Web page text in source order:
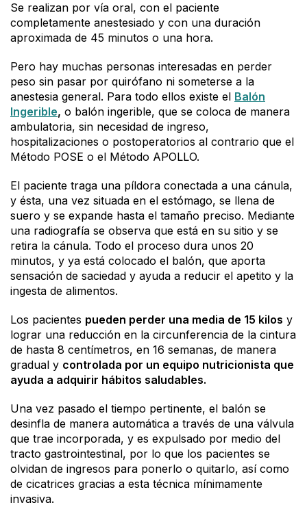
Se realizan por vía oral, con el paciente
completamente anestesiado y con una duración
aproximada de 45 minutos o una hora.
Pero hay muchas personas interesadas en perder
peso sin pasar por quirófano ni someterse a la
anestesia general. Para todo ellos existe el Balón
Ingerible, o balón ingerible, que se coloca de manera
ambulatoria, sin necesidad de ingreso,
hospitalizaciones o postoperatorios al contrario que el
Método POSE o el Método APOLLO.
El paciente traga una píldora conectada a una cánula,
y ésta, una vez situada en el estómago, se llena de
suero y se expande hasta el tamaño preciso. Mediante
una radiografía se observa que está en su sitio y se
retira la cánula. Todo el proceso dura unos 20
minutos, y ya está colocado el balón, que aporta
sensación de saciedad y ayuda a reducir el apetito y la
ingesta de alimentos.
Los pacientes pueden perder una media de 15 kilos y
lograr una reducción en la circunferencia de la cintura
de hasta 8 centímetros, en 16 semanas, de manera
gradual y controlada por un equipo nutricionista que
ayuda a adquirir hábitos saludables.
Una vez pasado el tiempo pertinente, el balón se
desinfla de manera automática a través de una válvula
que trae incorporada, y es expulsado por medio del
tracto gastrointestinal, por lo que los pacientes se
olvidan de ingresos para ponerlo o quitarlo, así como
de cicatrices gracias a esta técnica mínimamente
invasiva.